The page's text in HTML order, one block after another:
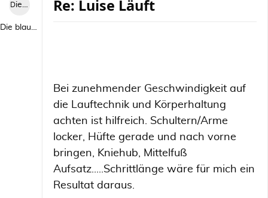
Die blaue Luise
Die blaue Luise
Re: Luise Läuft
Bei zunehmender Geschwindigkeit auf
die Lauftechnik und Körperhaltung
achten ist hilfreich. Schultern/Arme
locker, Hüfte gerade und nach vorne
bringen, Kniehub, Mittelfuß
Aufsatz.....Schrittlänge wäre für mich ein
Resultat daraus.